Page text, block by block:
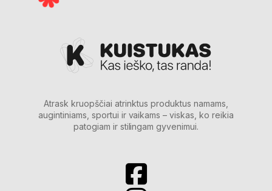
Atrask kruopščiai atrinktus produktus namams,
augintiniams, sportui ir vaikams – viskas, ko reikia
patogiam ir stilingam gyvenimui.